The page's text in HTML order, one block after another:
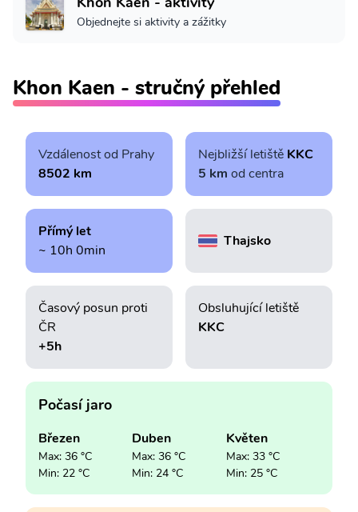
Objednejte si aktivity a zážitky
Khon Kaen - stručný přehled
Vzdálenost od Prahy
8502 km
Nejbližší letiště KKC
5 km od centra
Přímý let
~ 10h 0min
Thajsko
Časový posun proti
ČR
+5h
Obsluhující letiště
KKC
Počasí jaro
Březen
Max: 36 °C
Min: 22 °C
Duben
Max: 36 °C
Min: 24 °C
Květen
Max: 33 °C
Min: 25 °C